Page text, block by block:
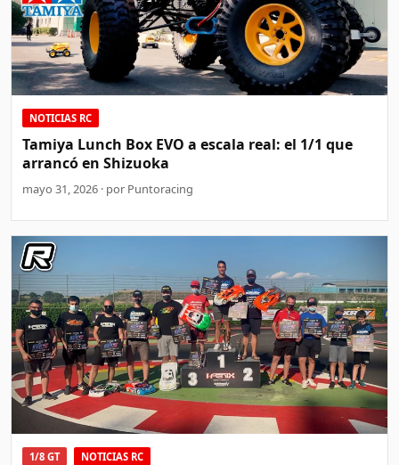
NOTICIAS RC
Tamiya Lunch Box EVO a escala real: el 1/1 que
arrancó en Shizuoka
mayo 31, 2026 · por Puntoracing
1/8 GT NOTICIAS RC